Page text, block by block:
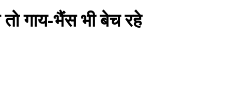
गाय-भैंस भी बेच रहे